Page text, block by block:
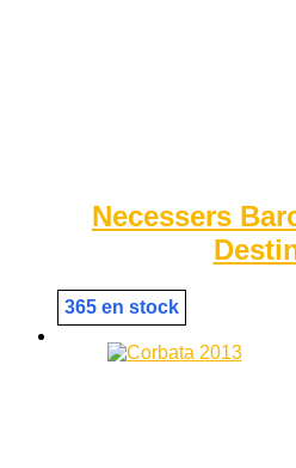
Necessers
365 en stock